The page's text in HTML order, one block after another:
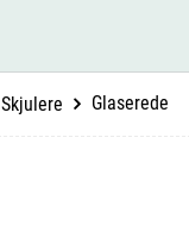
Skjulere Glaserede